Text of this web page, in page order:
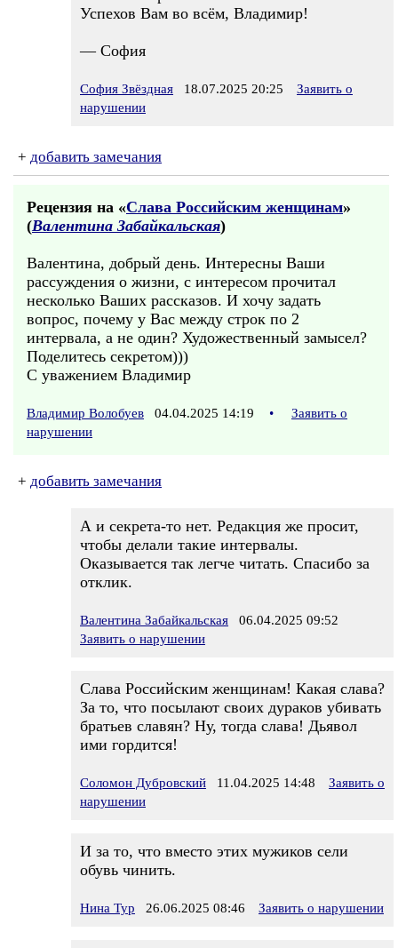
Успехов Вам во всём, Владимир!
— София
София Звёздная 18.07.2025 20:25
Заявить о
нарушении
+ добавить замечания
Рецензия на «Слава Российским женщинам»
(Валентина Забайкальская)
Валентина, добрый день. Интересны Ваши
рассуждения о жизни, с интересом прочитал
несколько Ваших рассказов. И хочу задать
вопрос, почему у Вас между строк по 2
интервала, а не один? Художественный замысел?
Поделитесь секретом)))
С уважением Владимир
Владимир Волобуев 04.04.2025 14:19 •
Заявить о
нарушении
+ добавить замечания
А и секрета-то нет. Редакция же просит,
чтобы делали такие интервалы.
Оказывается так легче читать. Спасибо за
отклик.
Валентина Забайкальская 06.04.2025 09:52
Заявить о нарушении
Слава Российским женщинам! Какая слава?
За то, что посылают своих дураков убивать
братьев славян? Ну, тогда слава! Дьявол
ими гордится!
Соломон Дубровский 11.04.2025 14:48
Заявить о
нарушении
И за то, что вместо этих мужиков сели
обувь чинить.
Нина Тур 26.06.2025 08:46 Заявить о нарушении